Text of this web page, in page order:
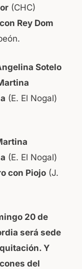
(CHC)
Rey Dom
Sotelo
(E. El Nogal)
(E. El Nogal)
con Piojo (J.
20 de
será sede
Y
del